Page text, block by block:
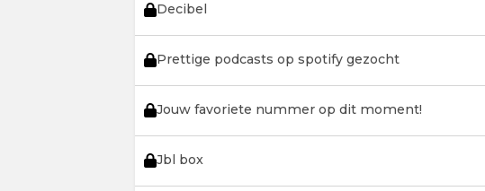
Decibel
Prettige podcasts op spotify gezocht
Jouw favoriete nummer op dit moment!
Jbl box